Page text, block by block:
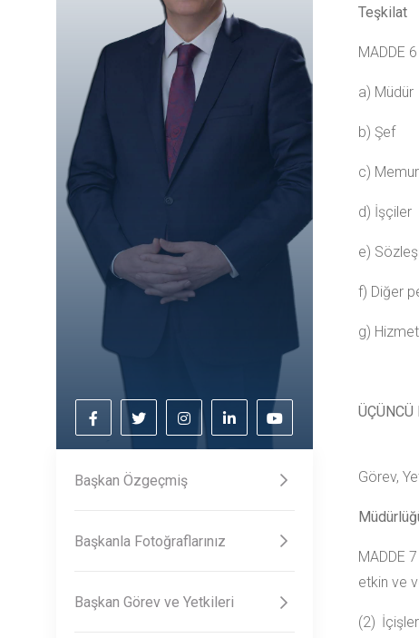
Başkan Özgeçmiş
Başkanla Fotoğraflarınız
Başkan Görev ve Yetkileri
Teşkilat
MADDE
a) Müdür
b) Şef
c)
d) İşçiler
e)
f) Diğer
g)
ÜÇÜNCÜ
Görev,
MADDE
etkin ve
(2)